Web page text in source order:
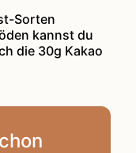
Sorten
kannst du
die 30g Kakao